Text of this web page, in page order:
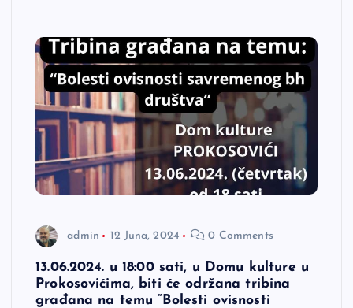
admin 12 Juna, 2024 0 Comments
13.06.2024. u 18:00 sati, u Domu kulture u
Prokosovićima, biti će održana tribina
građana na temu “Bolesti ovisnosti